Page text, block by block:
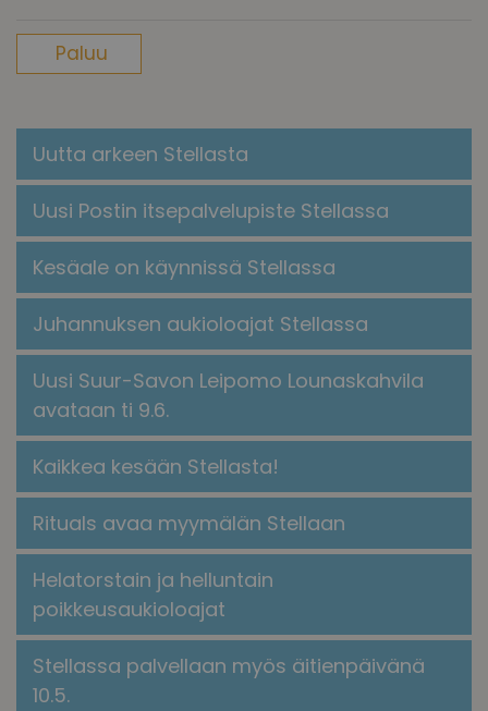
Paluu
Uutta arkeen Stellasta
Uusi Postin itsepalvelupiste Stellassa
Kesäale on käynnissä Stellassa
Juhannuksen aukioloajat Stellassa
Uusi Suur-Savon Leipomo Lounaskahvila
avataan ti 9.6.
Kaikkea kesään Stellasta!
​​Rituals avaa myymälän Stellaan​
Helatorstain ja helluntain
poikkeusaukioloajat
Stellassa palvellaan myös äitienpäivänä
10.5.